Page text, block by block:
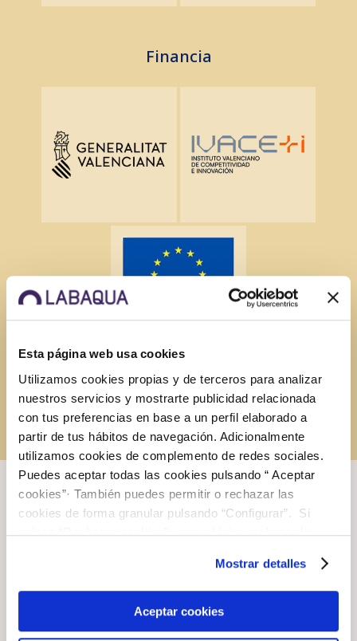
Esta página web usa cookies
Utilizamos cookies propias y de terceros para analizar
nuestros servicios y mostrarte publicidad relacionada
con tus preferencias en base a un perfil elaborado a
partir de tus hábitos de navegación. Adicionalmente
utilizamos cookies de complemento de redes sociales.
Puedes aceptar todas las cookies pulsando “ Aceptar
cookies”· También puedes permitir o rechazar las
cookies de forma granular pulsando “Configurar”. Si
pulsas “Rechazar cookies”, equivaldrá a rechazar la
son indispensables para que el sitio web funcione y que
por tanto no se pueden desactivar. Puedes consultar
más información en nuestraPolítica de Cookies
Mostrar detalles
Aceptar cookies
Acceso
clientes
Soluciones
por sector
I+D+i
APP
Labaqua
Sobre
Labaqua
Contacto
Solicitar
Agua
Financia
INNEST/2024/222
Otros proyectos de
investigación
Desarrollamos diversos proyectos relacionados con